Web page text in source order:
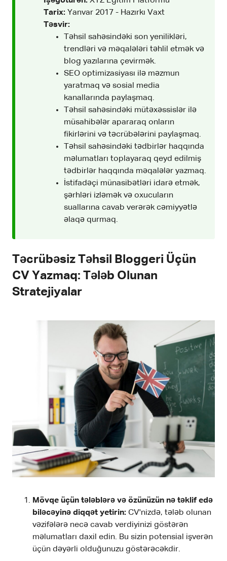
Tarix: Yanvar 2017 - Hazırkı Vaxt
Təsvir:
Təhsil sahəsindəki son yenilikləri,
trendləri və məqalələri təhlil etmək və
blog yazılarına çevirmək.
SEO optimizasiyası ilə məzmun
yaratmaq və sosial media
kanallarında paylaşmaq.
Təhsil sahəsindəki mütəxəssislər ilə
müsahibələr apararaq onların
fikirlərini və təcrübələrini paylaşmaq.
Təhsil sahəsindəki tədbirlər haqqında
məlumatları toplayaraq qeyd edilmiş
tədbirlər haqqında məqalələr yazmaq.
İstifadəçi münasibətləri idarə etmək,
şərhləri izləmək və oxucuların
suallarına cavab verərək cəmiyyətlə
əlaqə qurmaq.
Təcrübəsiz Təhsil Bloggeri Üçün
CV Yazmaq: Tələb Olunan
Stratejiyalar
Mövqe üçün tələblərə və özünüzün nə təklif edə
biləcəyinə diqqət yetirin: CV'nizdə, tələb olunan
vəzifələrə necə cavab verdiyinizi göstərən
məlumatları daxil edin. Bu sizin potensial işverən
üçün dəyərli olduğunuzu göstərəcəkdir.